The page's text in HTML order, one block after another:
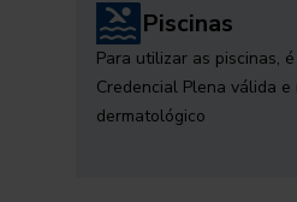
Piscinas
Para utilizar as piscinas,
Credencial Plena válida
dermatológico